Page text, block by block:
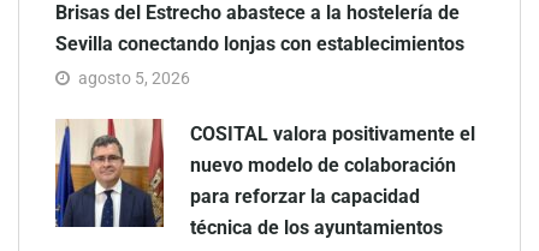
Brisas del Estrecho abastece a la hostelería de
Sevilla conectando lonjas con establecimientos
agosto 5, 2026
COSITAL valora positivamente el
nuevo modelo de colaboración
para reforzar la capacidad
técnica de los ayuntamientos